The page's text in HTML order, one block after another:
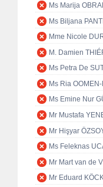
Ms Marija
Ms Biljana
Mme Nicole
M. Damien
Ms Petra De
Ms Ria
Ms Emine Nur
Mr Mustafa
Mr Hişyar
Ms Feleknas
Mr Mart van de
Mr Eduard